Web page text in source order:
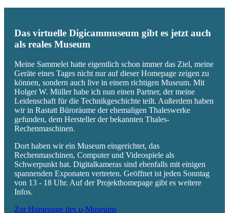
Das virtuelle Digicammuseum gibt es jetzt auch
als reales Museum
Meine Sammelei hatte eigentlich schon immer das Ziel, meine
Geräte eines Tages nicht nur auf dieser Homepage zeigen zu
können, sondern auch live in einem richtigen Museum. Mit
Holger W. Müller habe ich nun einen Partner, der meine
Leidenschaft für die Technikgeschichte teilt. Außerdem haben
wir in Rastatt Büroräume der ehemaligen Thaleswerke
gefunden, dem Hersteller der bekannten Thales-
Rechenmaschinen.
Dort haben wir ein Museum eingerichtet, das
Rechenmaschinen, Computer und Videospiele als
Schwerpunkt hat. Digitalkameras sind ebenfalls mit einigen
spannenden Exponaten vertreten. Geöffnet ist jeden Sonntag
von 13 - 18 Uhr. Auf der Projekthomepage gibt es weitere
Infos.
Zur Homepage des µ-Museums